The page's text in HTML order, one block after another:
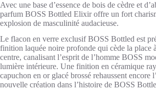
Avec une base d’essence de bois de cèdre et
parfum BOSS Bottled Elixir offre un fort
explosion de masculinité audacieuse.
Le flacon en verre exclusif BOSS Bottled est
finition laquée noire profonde qui cède la place
centre, canalisant l’esprit de l’homme BOSS
lumière intérieure. Une finition en céramique
capuchon en or glacé brossé rehaussent encore
nouvelle création dans l’histoire de BOSS